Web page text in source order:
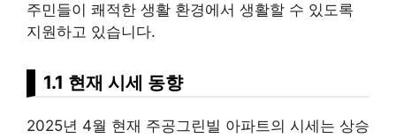
주민들이 쾌적한 생활 환경에서 생활할 수 있도록
지원하고 있습니다.
1.1 현재 시세 동향
2025년 4월 현재 주공그린빌 아파트의 시세는 상승